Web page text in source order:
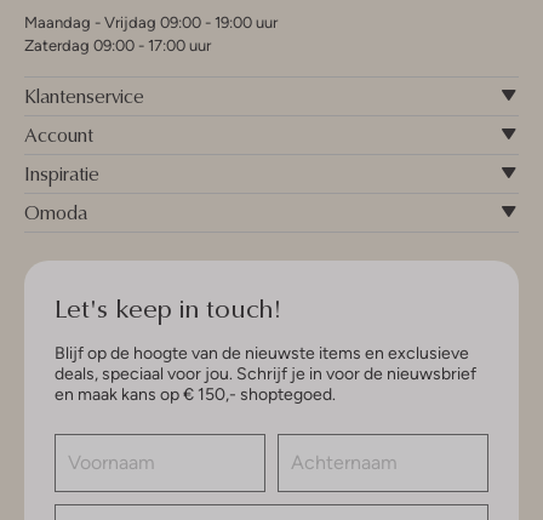
Maandag - Vrijdag 09:00 - 19:00 uur
Zaterdag 09:00 - 17:00 uur
Klantenservice
Account
Inspiratie
Omoda
Let's keep in touch!
Blijf op de hoogte van de nieuwste items en exclusieve
deals, speciaal voor jou. Schrijf je in voor de nieuwsbrief
en maak kans op € 150,- shoptegoed.